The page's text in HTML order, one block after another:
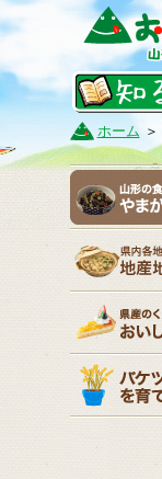
ホーム ＞